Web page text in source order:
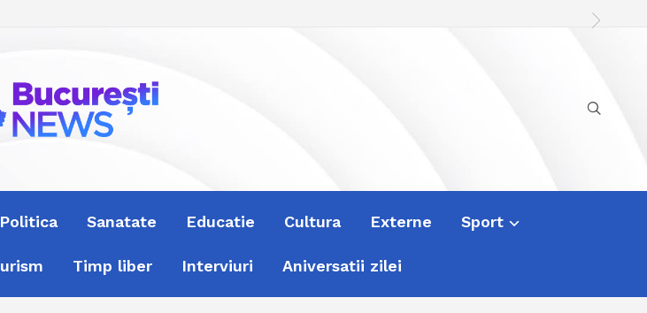
Politica Sanatate Educatie Cultura Externe Sport
Timp liber Interviuri Aniversatii zilei